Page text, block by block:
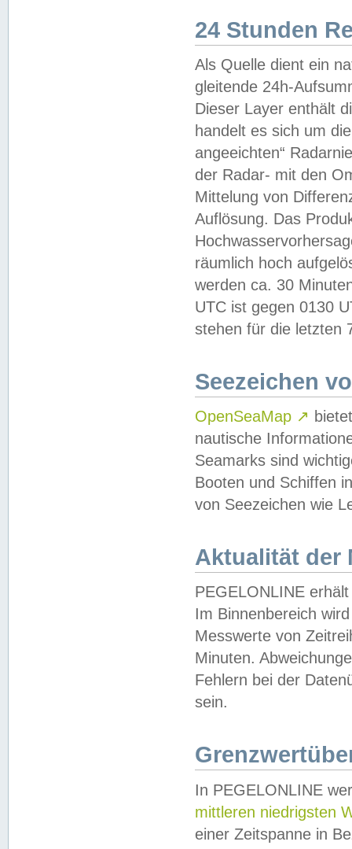
24 Stunden
Als Quelle dient ein
gleitende 24h-
Dieser Layer enthält
handelt es sich um
angeeichten“
der Radar- mit den
Mittelung von
Auflösung. Das
räumlich hoch
werden ca. 30
UTC ist gegen 0130
stehen für die letzten
Seezeichen
OpenSeaMap ↗
nautische
Seamarks sind
Booten und Schiffen
von Seezeichen wie
Aktualität der
PEGELONLINE
Im Binnenbereich
Messwerte von
Minuten.
Fehlern bei der
sein.
In PEGELONLINE
mittleren niedrigsten
einer Zeitspanne in